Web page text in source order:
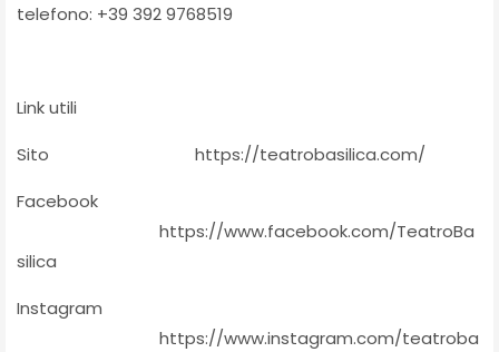
telefono: +39 392 9768519
Link utili
Sito
https://teatrobasilica.com/
Facebook
https://www.facebook.com/TeatroBa
silica
Instagram
https://www.instagram.com/teatroba